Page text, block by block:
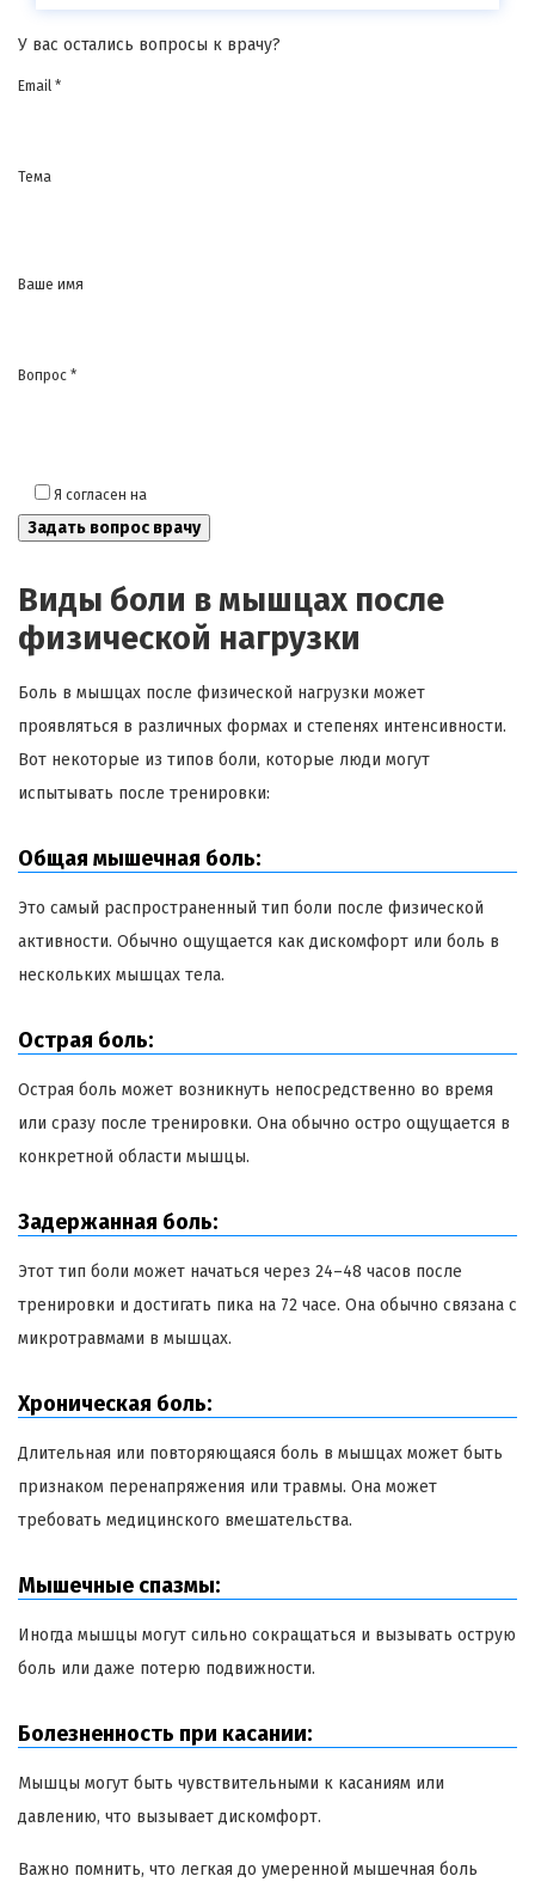
У вас остались вопросы к врачу?
Email *
Тема
Ваше имя
Вопрос *
Я согласен на
Виды боли в мышцах после
физической нагрузки
Боль в мышцах после физической нагрузки может
проявляться в различных формах и степенях интенсивности.
Вот некоторые из типов боли, которые люди могут
испытывать после тренировки:
Общая мышечная боль:
Это самый распространенный тип боли после физической
активности. Обычно ощущается как дискомфорт или боль в
нескольких мышцах тела.
Острая боль:
Острая боль может возникнуть непосредственно во время
или сразу после тренировки. Она обычно остро ощущается в
конкретной области мышцы.
Задержанная боль:
Этот тип боли может начаться через 24–48 часов после
тренировки и достигать пика на 72 часе. Она обычно связана с
микротравмами в мышцах.
Хроническая боль:
Длительная или повторяющаяся боль в мышцах может быть
признаком перенапряжения или травмы. Она может
требовать медицинского вмешательства.
Мышечные спазмы:
Иногда мышцы могут сильно сокращаться и вызывать острую
боль или даже потерю подвижности.
Болезненность при касании:
Мышцы могут быть чувствительными к касаниям или
давлению, что вызывает дискомфорт.
Важно помнить, что легкая до умеренной мышечная боль